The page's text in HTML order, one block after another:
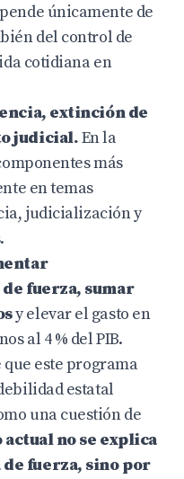
únicamente de
del control de
cotidiana en
extinción de
judicial.En la
más
en temas
judicialización y
fuerza, sumar
y elevar el gasto en
al 4 % del PIB.
que este programa
estatal
una cuestión de
actual no se explica
fuerza, sino por